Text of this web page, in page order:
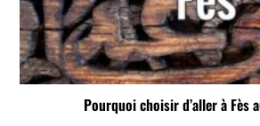
Pourquoi choisir d’aller à Fès